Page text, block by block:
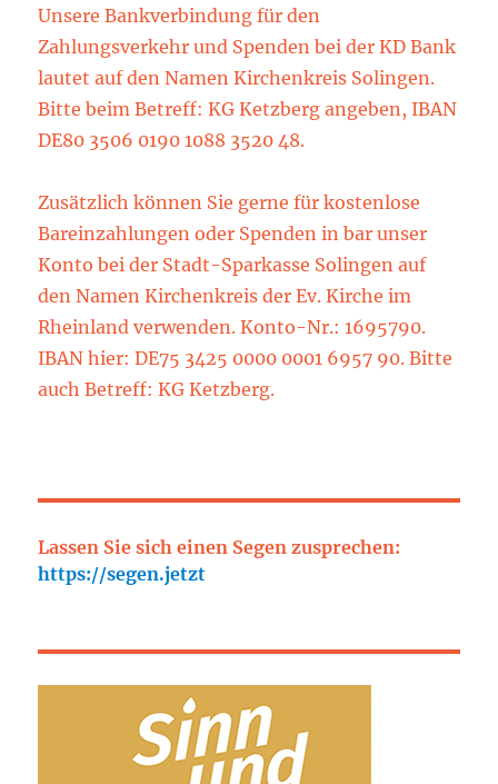
Unsere Bankverbindung für den
Zahlungsverkehr und Spenden bei der KD Bank
lautet auf den Namen Kirchenkreis Solingen.
Bitte beim Betreff: KG Ketzberg angeben, IBAN
DE80 3506 0190 1088 3520 48.
Zusätzlich können Sie gerne für kostenlose
Bareinzahlungen oder Spenden in bar unser
Konto bei der Stadt-Sparkasse Solingen auf
den Namen Kirchenkreis der Ev. Kirche im
Rheinland verwenden. Konto-Nr.: 1695790.
IBAN hier: DE75 3425 0000 0001 6957 90. Bitte
auch Betreff: KG Ketzberg.
Lassen Sie sich einen Segen zusprechen:
https://segen.jetzt